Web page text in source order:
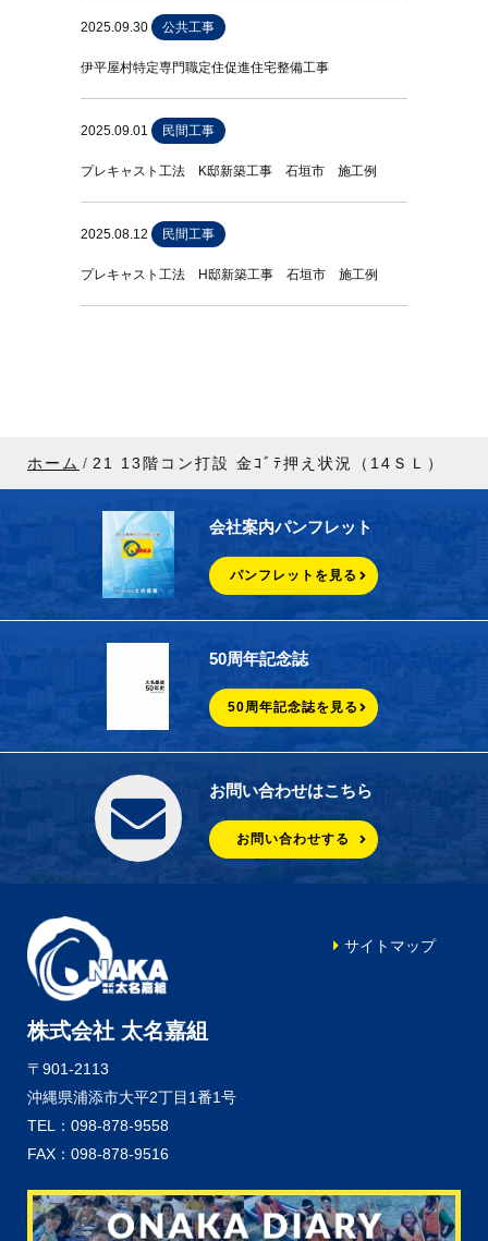
2025.09.30 公共工事
伊平屋村特定専門職定住促進住宅整備工事
2025.09.01 民間工事
プレキャスト工法 K邸新築工事 石垣市 施工例
2025.08.12 民間工事
プレキャスト工法 H邸新築工事 石垣市 施工例
ホーム 21 13階コン打設 金ｺﾞﾃ押え状況（14ＳＬ）
会社案内パンフレット
パンフレットを見る
50周年記念誌
50周年記念誌を見る
お問い合わせはこちら
お問い合わせする
株式会社 太名嘉組
〒901-2113
沖縄県浦添市大平2丁目1番1号
TEL：098-878-9558
FAX：098-878-9516
サイトマップ